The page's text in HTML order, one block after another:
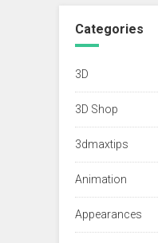
Categories
3D
3D Shop
3dmaxtips
Animation
Appearances